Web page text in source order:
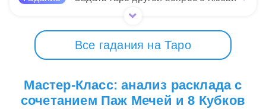
Все гадания на Таро
Мастер-Класс: анализ расклада с
сочетанием Паж Мечей и 8 Кубков